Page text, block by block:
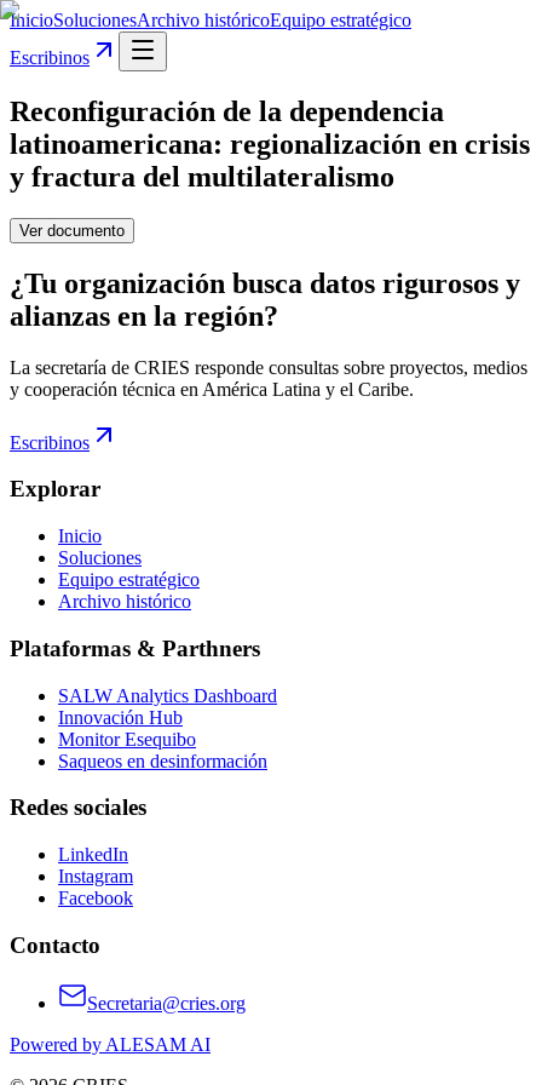
InicioSolucionesArchivo históricoEquipo estratégico
Escribinos
Reconfiguración de la dependencia
latinoamericana: regionalización en crisis
y fractura del multilateralismo
Ver documento
¿Tu organización busca datos rigurosos y
alianzas en la región?
La secretaría de CRIES responde consultas sobre proyectos, medios
y cooperación técnica en América Latina y el Caribe.
Escribinos
Explorar
Inicio
Soluciones
Equipo estratégico
Archivo histórico
Plataformas & Parthners
SALW Analytics Dashboard
Innovación Hub
Monitor Esequibo
Saqueos en desinformación
Redes sociales
LinkedIn
Instagram
Facebook
Contacto
Secretaria@cries.org
Powered by ALESAM AI